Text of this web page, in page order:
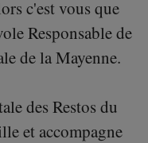
c'est vous que
Responsable de
de la Mayenne.
des Restos du
et accompagne